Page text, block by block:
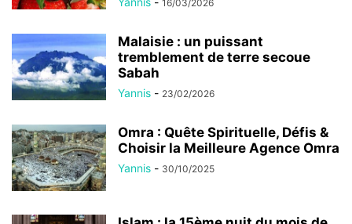
16/03/2026
Malaisie : un puissant
tremblement de terre secoue
Sabah
Yannis - 23/02/2026
Omra : Quête Spirituelle, Défis &
Choisir la Meilleure Agence Omra
Yannis - 30/10/2025